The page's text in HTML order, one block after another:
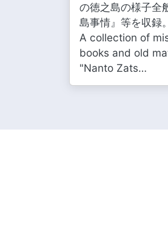
の徳之島の様子全
島事情』等を収録。
A collection of
books and old
"Nanto Zats…